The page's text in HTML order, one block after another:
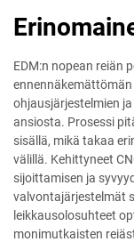
EDM:n nopean reiän
ohjausjärjestelmien
ansiosta. Prosessi
sisällä, mikä takaa
välillä. Kehittyneet
sijoittamisen ja
valvontajärjestelmät
leikkausolosuhteet
monimutkaisten